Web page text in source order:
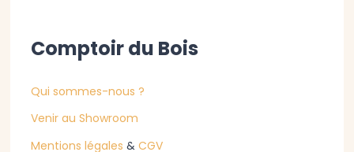
Comptoir du Bois
Qui sommes-nous ?
Venir au Showroom
Mentions légales & CGV